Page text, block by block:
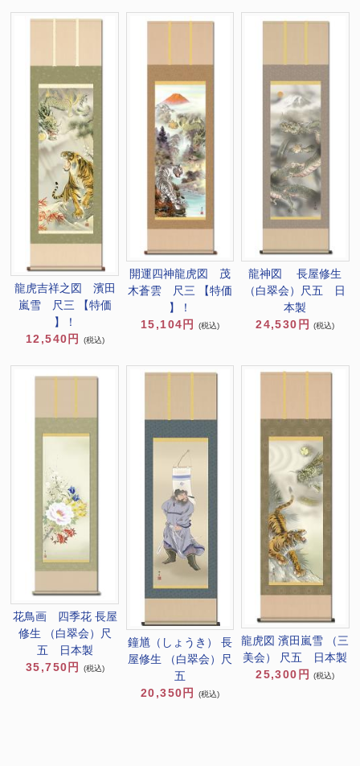
龍虎吉祥之図 濱田
嵐雪 尺三 【特価
】！
12,540円
(税込)
開運四神龍虎図 茂
木蒼雲 尺三 【特価
】！
15,104円
(税込)
龍神図 長屋修生
（白翠会）尺五 日
本製
24,530円
(税込)
花鳥画 四季花 長屋
修生 （白翠会）尺
五 日本製
35,750円
(税込)
鐘馗（しょうき） 長
屋修生 （白翠会）尺
五
20,350円
(税込)
龍虎図 濱田嵐雪 （三
美会） 尺五 日本製
25,300円
(税込)